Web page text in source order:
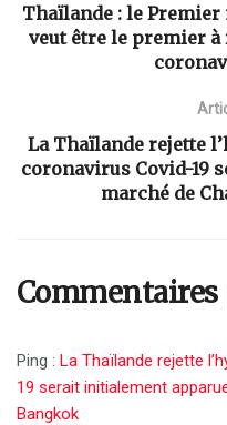
Thaïlande : le
veut être le premier
La Thaïlande rejette
coronavirus Covid-19
marché de
Commentaires
Ping : La Thaïlande rejette
19 serait initialement
Bangkok